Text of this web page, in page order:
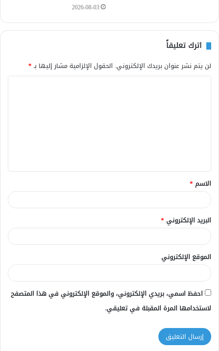
2026-08-03
اترك تعليقاً
لن يتم نشر عنوان بريدك الإلكتروني. الحقول الإلزامية مشار إليها بـ*
ق
*
الاسم *
البريد الإلكتروني *
الموقع الإلكتروني
احفظ اسمي، بريدي الإلكتروني، والموقع الإلكتروني في هذا المتصفح
لاستخدامها المرة المقبلة في تعليقي.